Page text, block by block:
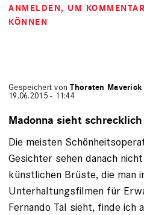
ANMELDEN, UM
KÖNNEN
Gespeichert vonThorsten
19.06.2015 - 11:44
Madonna sieht
Die meisten
Gesichter sehen danach
künstlichen Brüste, die man
Unterhaltungsfilmen für
Fernando Tal sieht, finde ich